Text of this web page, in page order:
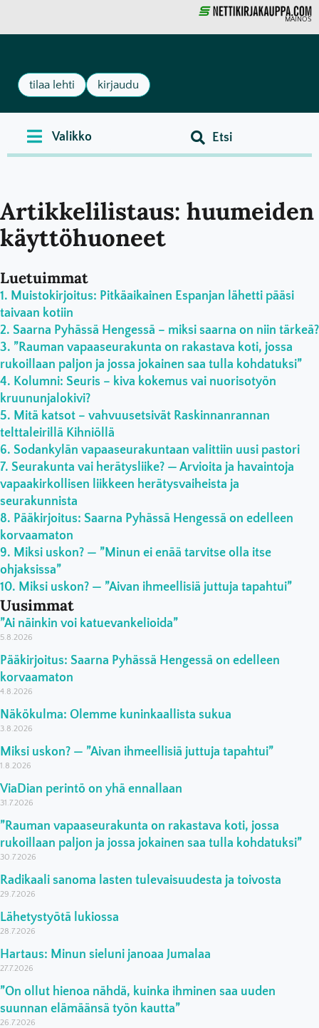
MAINOS
tilaa lehti kirjaudu
Artikkelilistaus: huumeiden
käyttöhuoneet
Luetuimmat
Muistokirjoitus: Pitkäaikainen Espanjan lähetti pääsi
taivaan kotiin
Saarna Pyhässä Hengessä – miksi saarna on niin tärkeä?
”Rauman vapaaseurakunta on rakastava koti, jossa
rukoillaan paljon ja jossa jokainen saa tulla kohdatuksi”
Kolumni: Seuris – kiva kokemus vai nuorisotyön
kruununjalokivi?
Mitä katsot – vahvuusetsivät Raskinnanrannan
telttaleirillä Kihniöllä
Sodankylän vapaaseurakuntaan valittiin uusi pastori
Seurakunta vai herätysliike? — Arvioita ja havaintoja
vapaakirkollisen liikkeen herätysvaiheista ja
seurakunnista
Pääkirjoitus: Saarna Pyhässä Hengessä on edelleen
korvaamaton
Miksi uskon? — ”Minun ei enää tarvitse olla itse
ohjaksissa”
Miksi uskon? — ”Aivan ihmeellisiä juttuja tapahtui”
Uusimmat
”Ai näinkin voi katuevankelioida”
5.8.2026
Pääkirjoitus: Saarna Pyhässä Hengessä on edelleen
korvaamaton
4.8.2026
Näkökulma: Olemme kuninkaallista sukua
3.8.2026
Miksi uskon? — ”Aivan ihmeellisiä juttuja tapahtui”
1.8.2026
ViaDian perintö on yhä ennallaan
31.7.2026
”Rauman vapaaseurakunta on rakastava koti, jossa
rukoillaan paljon ja jossa jokainen saa tulla kohdatuksi”
30.7.2026
Radikaali sanoma lasten tulevaisuudesta ja toivosta
29.7.2026
Lähetystyötä lukiossa
28.7.2026
Hartaus: Minun sieluni janoaa Jumalaa
27.7.2026
”On ollut hienoa nähdä, kuinka ihminen saa uuden
suunnan elämäänsä työn kautta”
26.7.2026